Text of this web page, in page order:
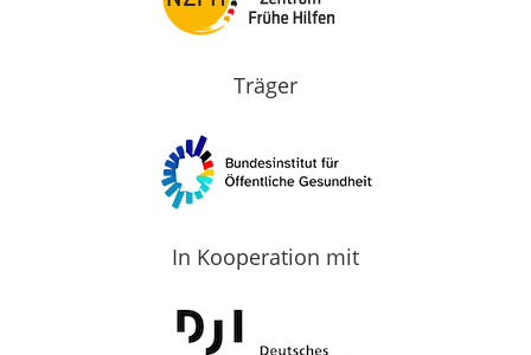
Träger
In Kooperation mit